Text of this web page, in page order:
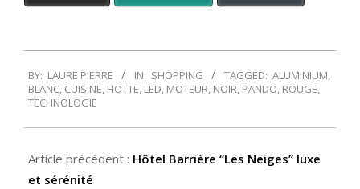
11-
17
BY: LAURE PIERRE IN: SHOPPING TAGGED: ALUMINIUM,
BLANC, CUISINE, HOTTE, LED, MOTEUR, NOIR, PANDO, ROUGE,
TECHNOLOGIE
Article précédent : Hôtel Barrière “Les Neiges” luxe
et sérénité